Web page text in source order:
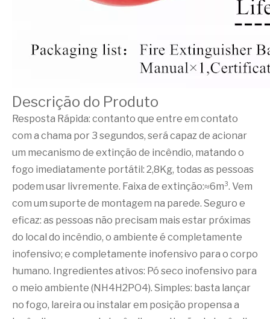
Descrição do Produto
Resposta Rápida: contanto que entre em contato
com a chama por 3 segundos, será capaz de acionar
um mecanismo de extinção de incêndio, matando o
fogo imediatamente portátil: 2,8Kg, todas as pessoas
podem usar livremente. Faixa de extinção:≈6m³. Vem
com um suporte de montagem na parede. Seguro e
eficaz: as pessoas não precisam mais estar próximas
do local do incêndio, o ambiente é completamente
inofensivo; e completamente inofensivo para o corpo
humano. Ingredientes ativos: Pó seco inofensivo para
o meio ambiente (NH4H2PO4). Simples: basta lançar
no fogo, lareira ou instalar em posição propensa a